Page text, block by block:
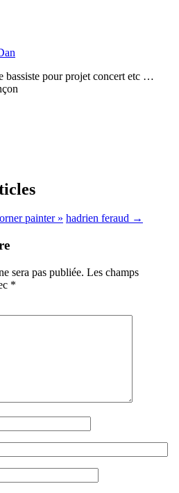
bassiste pour projet concert etc …
painter » hadrien feraud →
sera pas publiée. Les champs
*